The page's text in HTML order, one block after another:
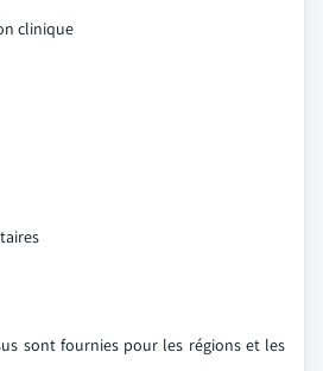
clinique
sont fournies pour les régions et les